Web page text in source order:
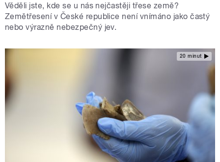
Věděli jste, kde se u nás nejčastěji třese země?
Zemětřesení v České republice není vnímáno jako častý
nebo výrazně nebezpečný jev.
20 minut